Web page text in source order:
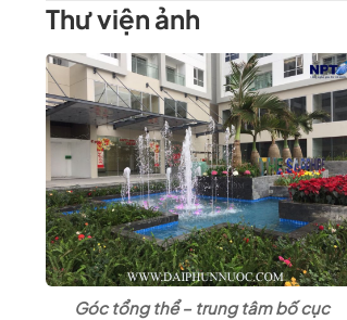
Thư viện ảnh
Góc tổng thể – trung tâm bố cục